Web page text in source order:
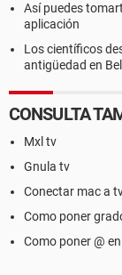
Así puedes
aplicación
Los científicos
antigüedad en
CONSULTA
Mxl tv
Gnula tv
Conectar mac a
Como poner
Como poner @